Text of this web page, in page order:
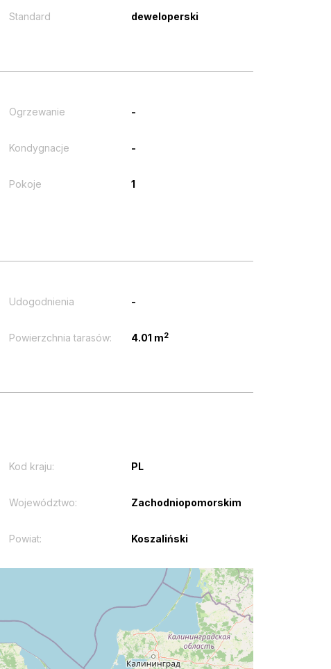
Standard deweloperski
Ogrzewanie -
Kondygnacje -
Pokoje 1
Udogodnienia -
Powierzchnia tarasów: 4.01 m2
Kod kraju: PL
Województwo: Zachodniopomorskim
Powiat: Koszaliński